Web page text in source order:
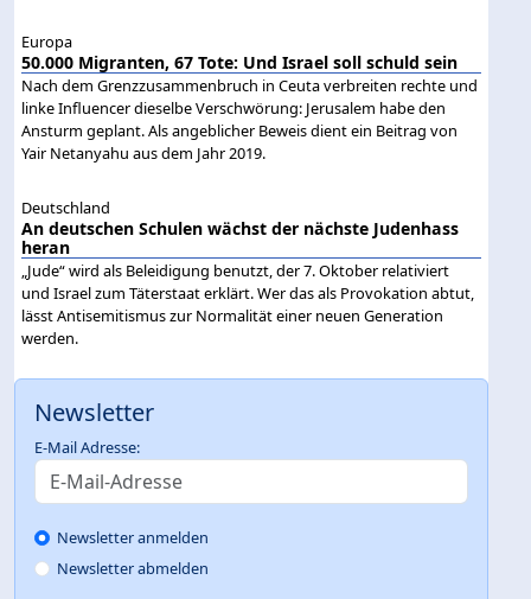
Europa
50.000 Migranten, 67 Tote: Und Israel soll schuld sein
Nach dem Grenzzusammenbruch in Ceuta verbreiten rechte und
linke Influencer dieselbe Verschwörung: Jerusalem habe den
Ansturm geplant. Als angeblicher Beweis dient ein Beitrag von
Yair Netanyahu aus dem Jahr 2019.
Deutschland
An deutschen Schulen wächst der nächste Judenhass
heran
„Jude“ wird als Beleidigung benutzt, der 7. Oktober relativiert
und Israel zum Täterstaat erklärt. Wer das als Provokation abtut,
lässt Antisemitismus zur Normalität einer neuen Generation
werden.
Newsletter
E-Mail Adresse:
Newsletter anmelden
Newsletter abmelden